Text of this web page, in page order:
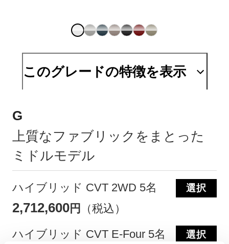
このグレードの特徴を表示
G
上質なファブリックをまとった
ミドルモデル
ハイブリッド CVT 2WD 5名
2,712,600円 （税込）
選択
ハイブリッド CVT E-Four 5名 選択